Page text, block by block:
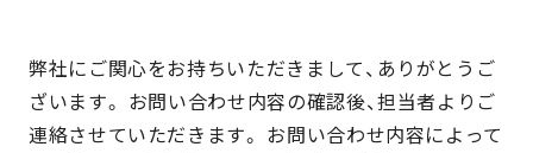
弊社にご関心をお持ちいただきまして、ありがとうご
ざいます。 お問い合わせ内容の確認後、担当者よりご
連絡させていただきます。 お問い合わせ内容によって